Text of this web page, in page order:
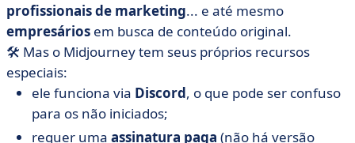
profissionais de marketing... e até mesmo
empresários em busca de conteúdo original.
🛠️ Mas o Midjourney tem seus próprios recursos
especiais:
ele funciona via Discord, o que pode ser confuso
para os não iniciados;
requer uma assinatura paga (não há versão